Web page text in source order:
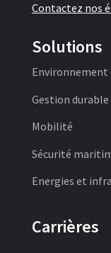
Contactez nos
Solutions
Gestion durable
Mobilité
Sécurité
Energies et
Carrières